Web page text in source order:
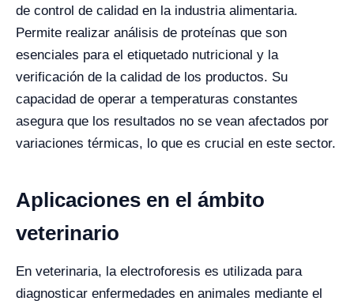
de control de calidad en la industria alimentaria.
Permite realizar análisis de proteínas que son
esenciales para el etiquetado nutricional y la
verificación de la calidad de los productos. Su
capacidad de operar a temperaturas constantes
asegura que los resultados no se vean afectados por
variaciones térmicas, lo que es crucial en este sector.
Aplicaciones en el ámbito
veterinario
En veterinaria, la electroforesis es utilizada para
diagnosticar enfermedades en animales mediante el